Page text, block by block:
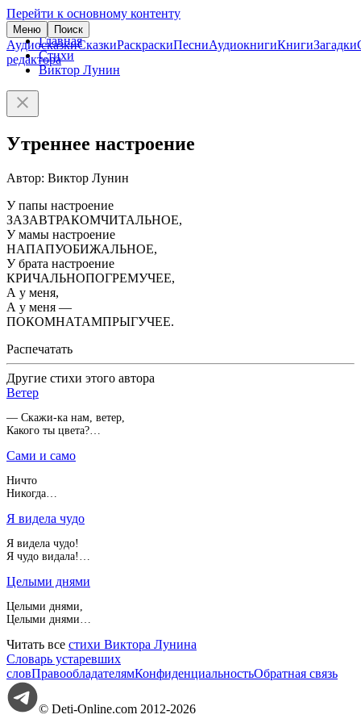
Перейти к основному контенту
Меню Поиск
АудиосказкиСказкиРаскраскиПесниАудиокнигиКнигиЗагадки
редактора
Главная
Стихи
Виктор Лунин
Утреннее настроение
Автор: Виктор Лунин
У папы настроение
ЗАЗАВТРАКОМЧИТАЛЬНОЕ,
У мамы настроение
НАПАПУОБИЖАЛЬНОЕ,
У брата настроение
КРИЧАЛЬНОПОГРЕМУЧЕЕ,
А у меня,
А у меня —
ПОКОМНАТАМПРЫГУЧЕЕ.
Распечатать
Другие стихи этого автора
Ветер
— Скажи-ка нам, ветер,
Какого ты цвета?…
Сами и само
Ничто
Никогда…
Я видела чудо
Я видела чудо!
Я чудо видала!…
Целыми днями
Целыми днями,
Целыми днями…
Читать все стихи Виктора Лунина
Словарь устаревших
словПравообладателямКонфиденциальностьОбратная связь
© Deti-Online.com 2012-2026